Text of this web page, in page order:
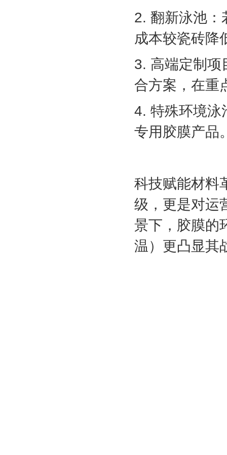
2. 翻新泳池：
成本较瓷砖降
3. 高端定制项
合方案，在重
4. 特殊环境
专用胶膜产品
科技赋能材料
级，更是对运
景下，胶膜的
温）更凸显其